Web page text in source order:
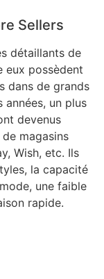
Sellers
détaillants de
eux possèdent
dans de grands
années, un plus
devenus
magasins
Wish, etc. Ils
la capacité
une faible
rapide.